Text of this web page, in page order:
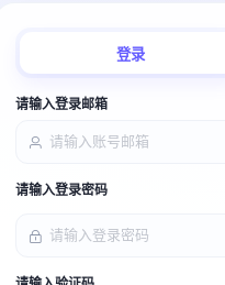
登录
请输入登录邮箱
请输入登录密码